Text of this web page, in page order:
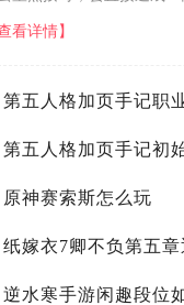
，会额外开一个岩元素护
看详情】
第五人格加页手记职
第五人格加页手记初
原神赛索斯怎么玩
逆水寒手游闲趣段位